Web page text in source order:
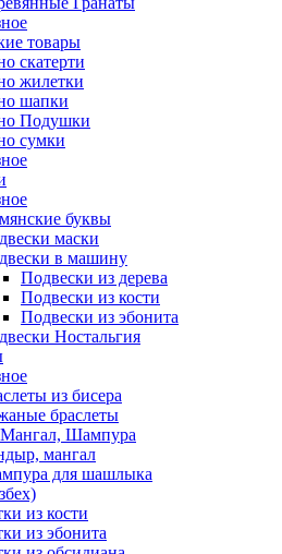
товары
скатерти
жилетки
шапки
Подушки
сумки
буквы
маски
в машину
Подвески из дерева
Подвески из кости
Подвески из эбонита
Ностальгия
из бисера
браслеты
Шампура
мангал
для шашлыка
из кости
из эбонита